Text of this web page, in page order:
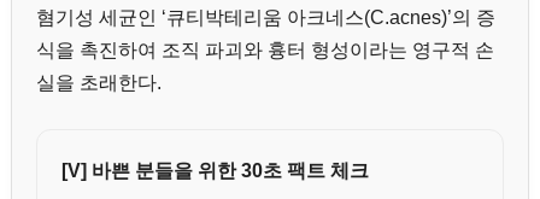
혐기성 세균인 ‘큐티박테리움 아크네스(C.acnes)’의 증
식을 촉진하여 조직 파괴와 흉터 형성이라는 영구적 손
실을 초래한다.
[V] 바쁜 분들을 위한 30초 팩트 체크